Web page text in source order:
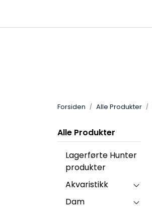
Forsiden Alle Produkter
Alle Produkter
Lagerførte Hunter
produkter
Akvaristikk
Dam